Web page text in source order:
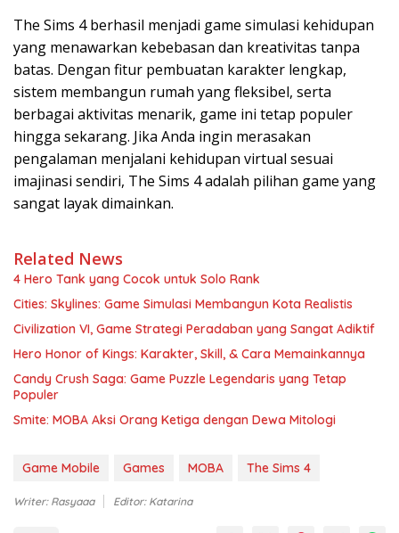
The Sims 4 berhasil menjadi game simulasi kehidupan
yang menawarkan kebebasan dan kreativitas tanpa
batas. Dengan fitur pembuatan karakter lengkap,
sistem membangun rumah yang fleksibel, serta
berbagai aktivitas menarik, game ini tetap populer
hingga sekarang. Jika Anda ingin merasakan
pengalaman menjalani kehidupan virtual sesuai
imajinasi sendiri, The Sims 4 adalah pilihan game yang
sangat layak dimainkan.
Related News
4 Hero Tank yang Cocok untuk Solo Rank
Cities: Skylines: Game Simulasi Membangun Kota Realistis
Civilization VI, Game Strategi Peradaban yang Sangat Adiktif
Hero Honor of Kings: Karakter, Skill, & Cara Memainkannya
Candy Crush Saga: Game Puzzle Legendaris yang Tetap
Populer
Smite: MOBA Aksi Orang Ketiga dengan Dewa Mitologi
Game Mobile Games MOBA The Sims 4
Writer: Rasyaaa Editor: Katarina